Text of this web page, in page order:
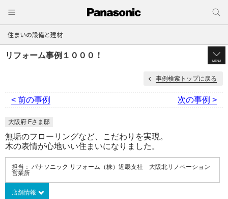
住まいの設備と建材
リフォーム事例１０００！
MENU
事例検索トップに戻る
< 前の事例 次の事例 >
大阪府 Fさま邸
無垢のフローリングなど、こだわりを実現。
木の表情が心地いい住まいになりました。
担当： パナソニック リフォーム（株）近畿支社 大阪北リノベーション
営業所
店舗情報